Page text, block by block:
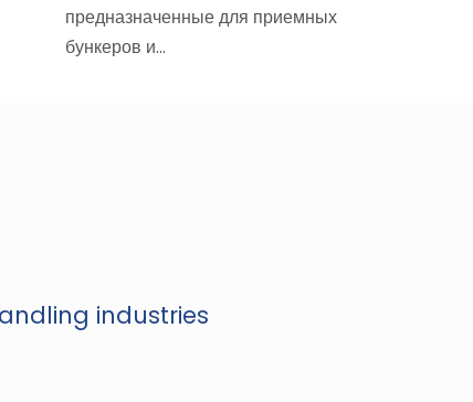
предназначенные для приемных
бункеров и…
industries